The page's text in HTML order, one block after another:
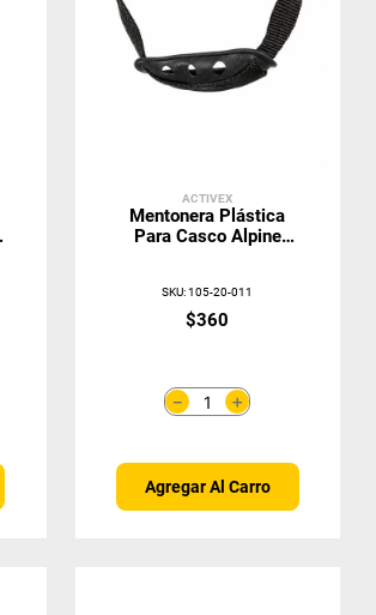
ACTIVEX
Mentonera Plástica
Para Casco Alpine
SKU:105-20-011
$360
＋
－
Agregar Al Carro